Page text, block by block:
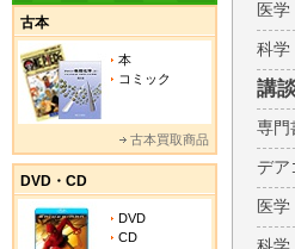
医
科学
講
専門
デア
医
古本
本
コミック
古本買取商品
DVD・CD
DVD
CD